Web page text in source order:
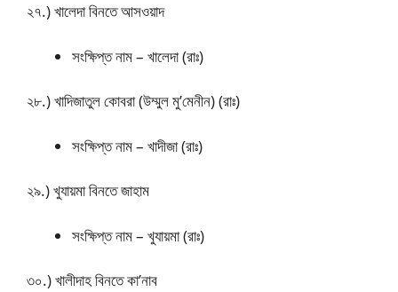
২৭.) খালেদা বিনতে আসওয়াদ
সংক্ষিপ্ত নাম – খালেদা (রাঃ)
২৮.) খাদিজাতুল কোবরা (উম্মুল মু’মেনীন) (রাঃ)
সংক্ষিপ্ত নাম – খাদীজা (রাঃ)
২৯.) খুযায়মা বিনতে জাহাম
সংক্ষিপ্ত নাম – খুযায়মা (রাঃ)
৩০.) খালীদাহ বিনতে কা’নাব